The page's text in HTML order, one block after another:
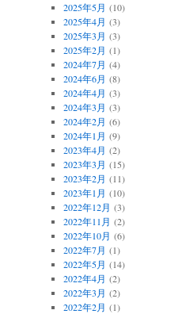
2025年5月 (10)
2025年4月 (3)
2025年3月 (3)
2025年2月 (1)
2024年7月 (4)
2024年6月 (8)
2024年4月 (3)
2024年3月 (3)
2024年2月 (6)
2024年1月 (9)
2023年4月 (2)
2023年3月 (15)
2023年2月 (11)
2023年1月 (10)
2022年12月 (3)
2022年11月 (2)
2022年10月 (6)
2022年7月 (1)
2022年5月 (14)
2022年4月 (2)
2022年3月 (2)
2022年2月 (1)